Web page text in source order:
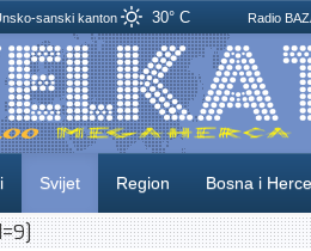
sanski kanton 30° C Radio
Svijet Region Bosna i